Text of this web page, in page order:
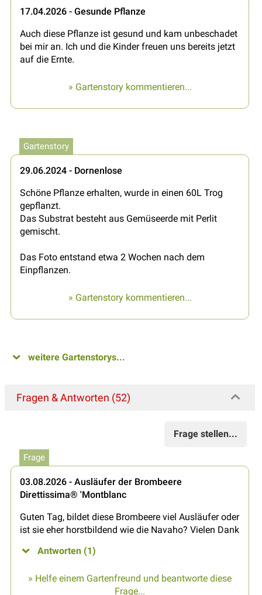
17.04.2026 - Gesunde Pflanze
Auch diese Pflanze ist gesund und kam unbeschadet
bei mir an. Ich und die Kinder freuen uns bereits jetzt
auf die Ernte.
» Gartenstory kommentieren...
Gartenstory
29.06.2024 - Dornenlose
Schöne Pflanze erhalten, wurde in einen 60L Trog
gepflanzt.
Das Substrat besteht aus Gemüseerde mit Perlit
gemischt.
Das Foto entstand etwa 2 Wochen nach dem
Einpflanzen.
» Gartenstory kommentieren...
weitere Gartenstorys...
Fragen & Antworten (52)
Frage stellen...
Frage
03.08.2026 - Ausläufer der Brombeere
Direttissima® 'Montblanc
Guten Tag, bildet diese Brombeere viel Ausläufer oder
ist sie eher horstbildend wie die Navaho? Vielen Dank
Antworten (1)
» Helfe einem Gartenfreund und beantworte diese
Frage...